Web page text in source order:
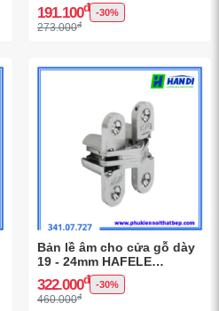
191.100đ -30%
273.000đ
Bản lề âm cho cửa gỗ dày
19 - 24mm HAFELE
341.07.727
322.000đ -30%
460.000đ